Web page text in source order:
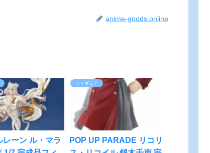
anime-goods.online
レーン ル・マラ
フィギュア
POP UP PARADE リコリ